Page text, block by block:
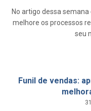
No artigo dessa
melhore os processos
seu
Funil de vendas: